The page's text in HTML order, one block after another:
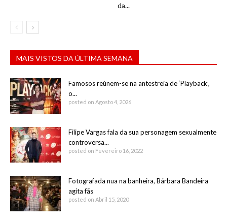
da...
MAIS VISTOS DA ÚLTIMA SEMANA
Famosos reúnem-se na antestreia de ‘Playback’,
o...
posted on Agosto 4, 2026
Filipe Vargas fala da sua personagem sexualmente
controversa...
posted on Fevereiro 16, 2022
Fotografada nua na banheira, Bárbara Bandeira
agita fãs
posted on Abril 15, 2020